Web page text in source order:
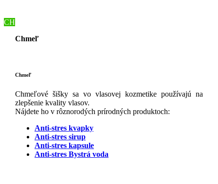
CH
Chmeľ
Chmeľ
Chmeľové šišky sa vo vlasovej kozmetike používajú na
zlepšenie kvality vlasov.
Nájdete ho v rôznorodých prírodných produktoch:
Anti-stres kvapky
Anti-stres sirup
Anti-stres kapsule
Anti-stres Bystrá voda